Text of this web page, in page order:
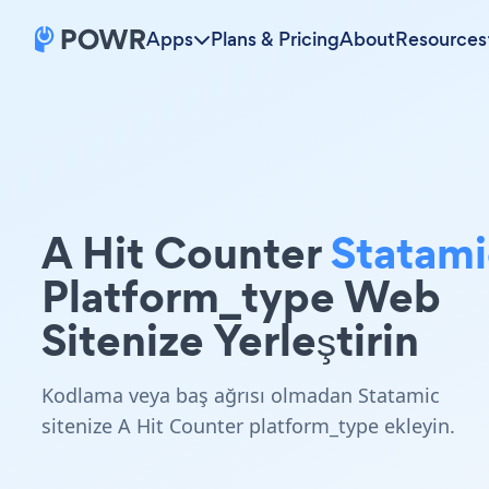
Apps Plans & PricingAboutResources
A Hit Counter
Platform_type Web
Sitenize Yerleştirin
Kodlama veya baş ağrısı olmadan Statamic
sitenize A Hit Counter platform_type ekleyin.